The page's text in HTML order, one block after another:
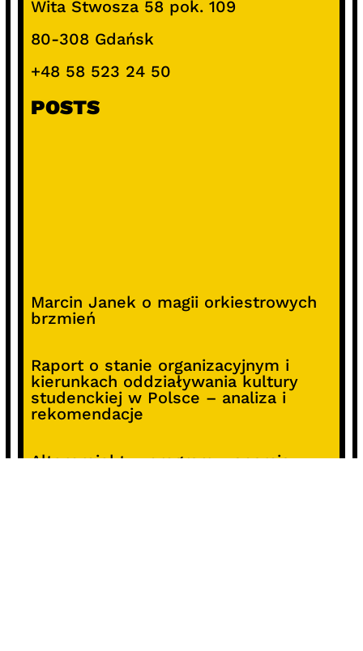
Wita Stwosza 58 pok. 109
80-308 Gdańsk
+48 58 523 24 50
POSTS
Marcin Janek o magii orkiestrowych
brzmień
Raport o stanie organizacyjnym i
kierunkach oddziaływania kultury
studenckiej w Polsce – analiza i
rekomendacje
Alterprojekt – program wsparcia